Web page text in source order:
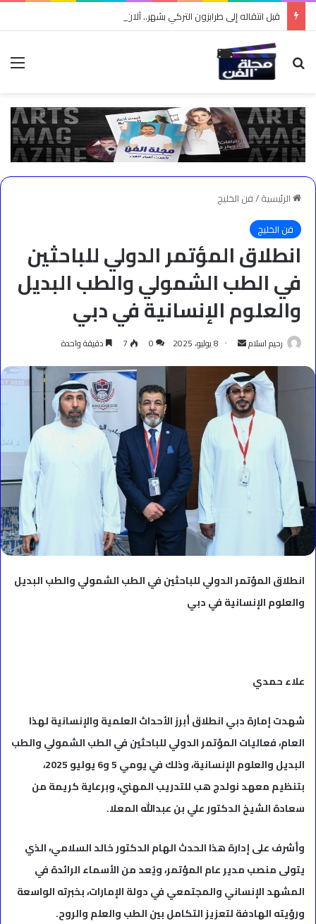
بحث عن
الرئيسية/فن الخليج
فن الخليج
انطلاق المؤتمر الدولي للباحثين
في الطب الشمولي والطب البديل
والعلوم الإنسانية في دبي
رحيم اسلام
أرسل
إلكترونيا
8 يوليو، 2025 0
7 دقيقة واحدة
انطلاق المؤتمر الدولي للباحثين في الطب الشمولي والطب البديل
والعلوم الإنسانية في دبي
علاء حمدي
شهدت إمارة دبي انطلاق أبرز الأحداث العلمية والإنسانية لهذا
العام، فعاليات المؤتمر الدولي للباحثين في الطب الشمولي والطب
البديل والعلوم الإنسانية، وذلك في يومي 5 و6 يوليو 2025،
بتنظيم معهد نولدج هب للتدريب المهني، وبرعاية كريمة من
سعادة الشيخ الدكتور علي بن عبدالله المعلا.
وأشرف على إدارة هذا الحدث الهام الدكتور خالد السلامي، الذي
يتولى منصب مدير عام المؤتمر، ويُعد من الأسماء الرائدة في
المشهد الإنساني والمجتمعي في دولة الإمارات، بخبرته الواسعة
ورؤيته الهادفة لتعزيز التكامل بين الطب والعلم والروح.